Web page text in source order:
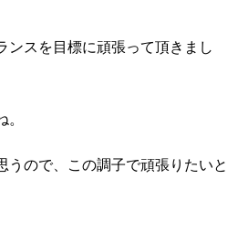
ンスを目標に頑張って頂きまし
うので、この調子で頑張りたいと